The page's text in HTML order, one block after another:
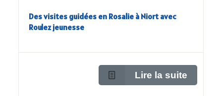
Des visites guidées en Rosalie à Niort avec
Roulez jeunesse
Lire la suite